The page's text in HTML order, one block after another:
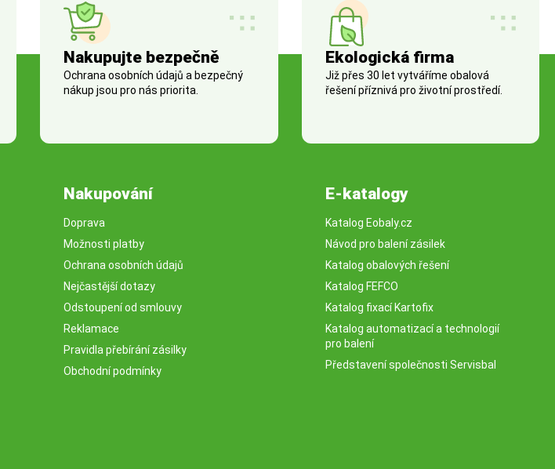
Nakupujte bezpečně
Ochrana osobních údajů a bezpečný
nákup jsou pro nás priorita.
Ekologická firma
Již přes 30 let vytváříme obalová
řešení příznivá pro životní prostředí.
Nakupování
Doprava
Možnosti platby
Ochrana osobních údajů
Nejčastější dotazy
Odstoupení od smlouvy
Reklamace
Pravidla přebírání zásilky
Obchodní podmínky
E-katalogy
Katalog Eobaly.cz
Návod pro balení zásilek
Katalog obalových řešení
Katalog FEFCO
Katalog fixací Kartofix
Katalog automatizací a technologií
pro balení
Představení společnosti Servisbal